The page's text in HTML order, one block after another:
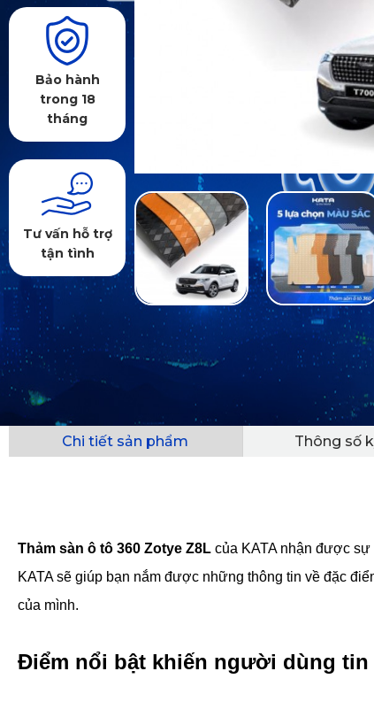
Bảo hành
trong 18
tháng
Tư vấn hỗ trợ
tận tình
Chi tiết sản phẩm Thông số
Thảm sàn ô tô 360 Zotye Z8L của KATA nhận được sự
KATA sẽ giúp bạn nắm được những thông tin về đặc
của mình.
Điểm nổi bật khiến người dùng tin